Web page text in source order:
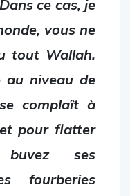
ce cas, je
vous ne
tout Wallah.
au niveau de
complaît à
pour flatter
buvez ses
fourberies